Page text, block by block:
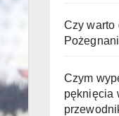
Czy warto
Czym
pęknięcia